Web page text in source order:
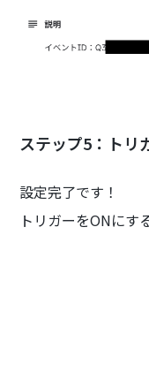
ステップ5：トリ
設定完了です！
トリガーをONにす